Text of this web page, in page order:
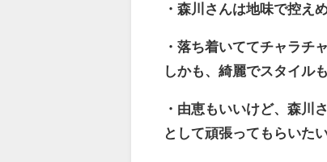
・森川さんは地味で控え
・落ち着いててチャラチ
しかも、綺麗でスタイル
・由恵もいいけど、森川
として頑張ってもらいたい